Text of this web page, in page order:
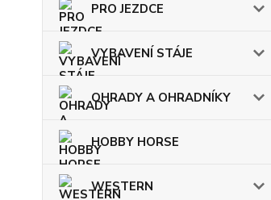
PRO JEZDCE
VYBAVENÍ STÁJE
OHRADY A OHRADNÍKY
HOBBY HORSE
WESTERN